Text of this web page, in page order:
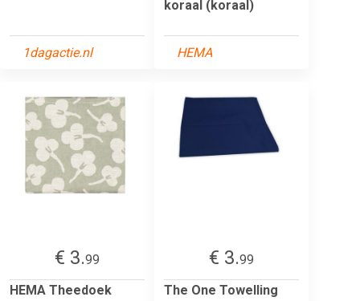
1dagactie.nl
koraal (koraal)
HEMA
€ 3.99
HEMA Theedoek
€ 3.99
The One Towelling